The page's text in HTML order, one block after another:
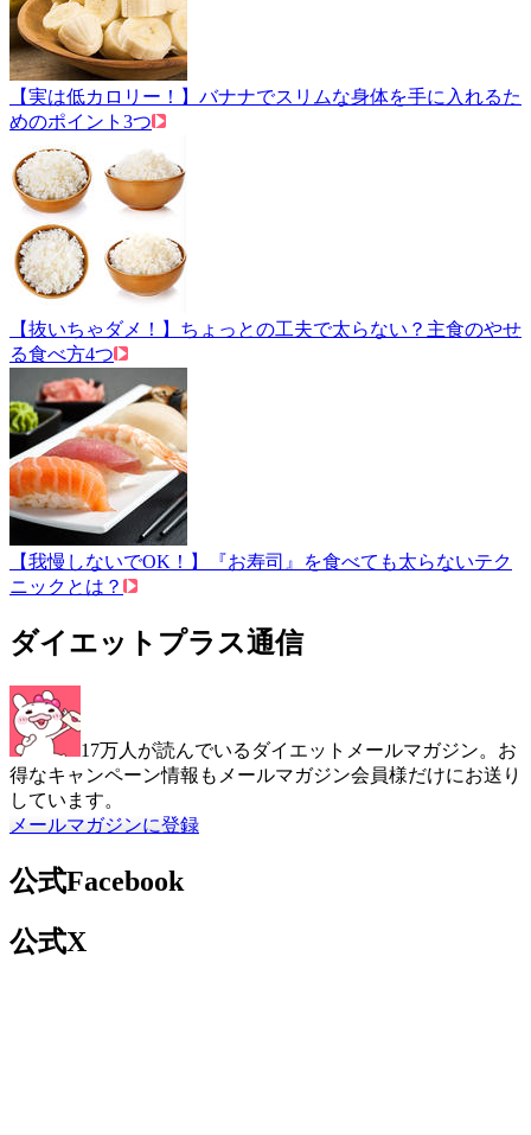
【実は低カロリー！】バナナでスリムな身体を手に入れるた
めのポイント3つ
【抜いちゃダメ！】ちょっとの工夫で太らない？主食のやせ
る食べ方4つ
【我慢しないでOK！】『お寿司』を食べても太らないテク
ニックとは？
ダイエットプラス通信
17万人が読んでいるダイエットメールマガジン。お
得なキャンペーン情報もメールマガジン会員様だけにお送り
しています。
メールマガジンに登録
公式Facebook
公式X